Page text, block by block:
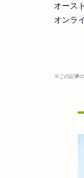
オース
オンラ
※この記事